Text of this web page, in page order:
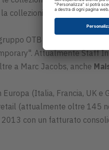
collezioni bambino e una
OTB specializzata
Attualmente Staff
a Marc Jacobs, anche
Europa (Italia, Francia, UK
(attualmente oltre 145
con un fatturato